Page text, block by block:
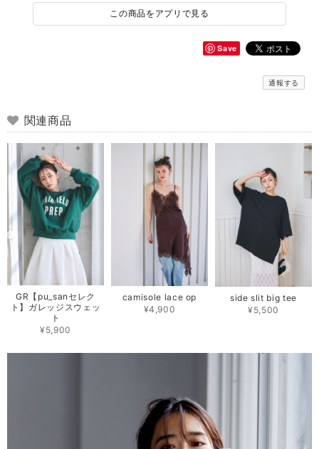
この商品をアプリで見る
Save
通報する
関連商品
GR【pu_sanセレク
ト】ガレッジスウェッ
ト
¥5,900
camisole lace op
¥4,900
side slit big tee
¥5,500